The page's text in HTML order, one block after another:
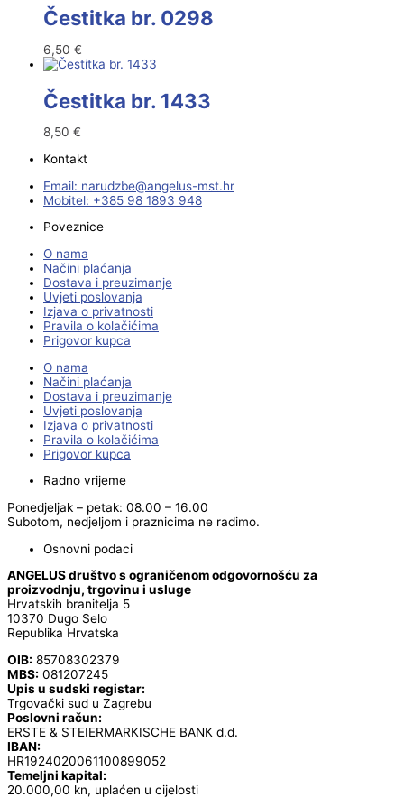
Čestitka br. 0298
6,50 €
Čestitka br. 1433
8,50 €
Kontakt
Email:
rh.tsm-sulegna
@ebzduran
Mobitel: +385 98 1893 948
Poveznice
O nama
Načini plaćanja
Dostava i preuzimanje
Uvjeti poslovanja
Izjava o privatnosti
Pravila o kolačićima
Prigovor kupca
O nama
Načini plaćanja
Dostava i preuzimanje
Uvjeti poslovanja
Izjava o privatnosti
Pravila o kolačićima
Prigovor kupca
Radno vrijeme
Ponedjeljak – petak: 08.00 – 16.00
Subotom, nedjeljom i praznicima ne radimo.
Osnovni podaci
ANGELUS društvo s ograničenom odgovornošću za
proizvodnju, trgovinu i usluge
Hrvatskih branitelja 5
10370 Dugo Selo
Republika Hrvatska
OIB: 85708302379
MBS: 081207245
Upis u sudski registar:
Trgovački sud u Zagrebu
Poslovni račun:
ERSTE & STEIERMARKISCHE BANK d.d.
IBAN:
HR1924020061100899052
Temeljni kapital:
20.000,00 kn, uplaćen u cijelosti